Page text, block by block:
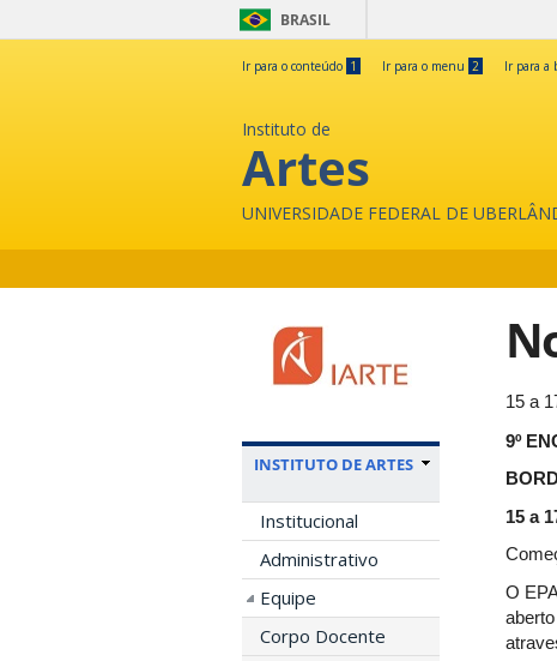
BRASIL
Ir para o conteúdo 1 Ir para o menu 2 Ir para a
Instituto de
Artes
UNIVERSIDADE FEDERAL DE
INSTITUTO DE ARTES
Institucional
Administrativo
Equipe
Corpo Docente
15 a
9º
15 a
O